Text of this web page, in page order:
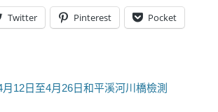
Twitter Pinterest Pocket
12日至4月26日和平溪河川橋檢測